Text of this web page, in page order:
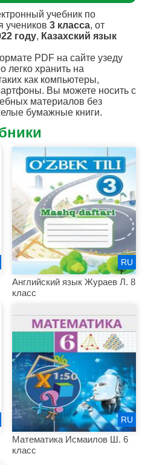
учебник по
учеников 3 класса, от
году, Казахский язык
PDF на сайте узеду
легко хранить на
как компьютеры,
Вы можете носить с
материалов без
бумажные книги.
Английский язык Жураев Л. 8
класс
RU
Математика Исмаилов Ш. 6
класс
RU